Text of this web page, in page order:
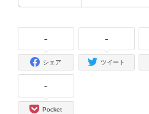
-
シェア
-
ツイート
-
Pocket